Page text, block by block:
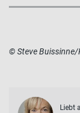
© Steve Buissinne/
Liebt